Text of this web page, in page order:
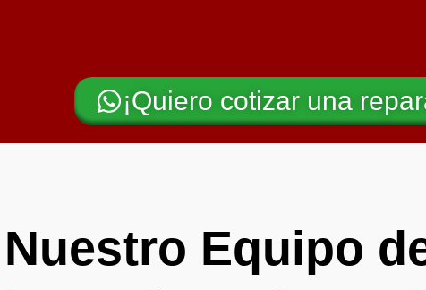
¡Quiero cotizar una
Nuestro Equipo